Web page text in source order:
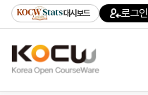
기
기
기
content)
가
대시보드 로그인